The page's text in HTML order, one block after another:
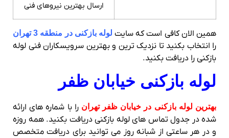
ارسال بهترین نیروهای فنی
همین الان کافی است که سایتلوله بازکنی در منطقه 3 تهران
را انتخاب بکنید تا نزدیک ترین و بهترین سرویسکاران فنی لوله
بازکنی را دریافت بکنید.
لوله بازکنی خیابان ظفر
بهترین لوله بازکنی در خیابان ظفر تهران را با شماره های ارائه
شده در جدول تماس های لوله بازکنی دریافت بکنید. همه روزه
و در هر ساعتی از شبانه روز می توانید برای دریافت متخصص